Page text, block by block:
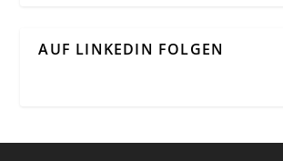
AUF LINKEDIN FOLGEN